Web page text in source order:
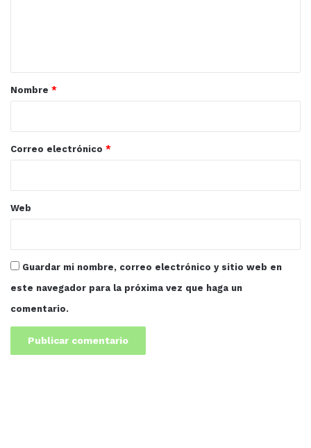
r
*
Nombre *
Correo electrónico *
Web
Guardar mi nombre, correo electrónico y sitio web en
este navegador para la próxima vez que haga un
comentario.